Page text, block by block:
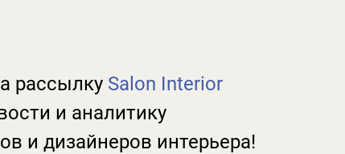
рассылку Salon Interior
и аналитику
и дизайнеров интерьера!